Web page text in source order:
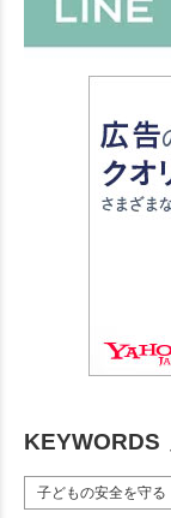
KEYWORDS
子どもの安全を守る